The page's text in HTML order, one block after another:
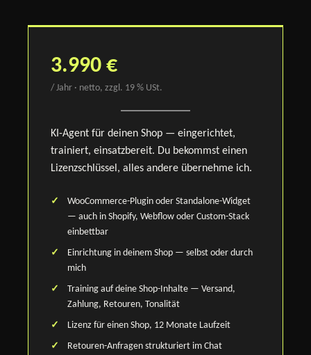
3.990 €
/ Jahr · netto, zzgl. 19 % USt.
KI-Agent für deinen Shop — eingerichtet,
trainiert, einsatzbereit. Du bekommst einen
Lizenzschlüssel, alles andere übernehme ich.
WooCommerce-Plugin oder Standalone-Widget
— auch in Shopify, Webflow oder Custom-Stack
einbettbar
Einrichtung in deinem Shop — selbst oder durch
mich
Training auf deine Shop-Inhalte — Versand,
Zahlung, Retouren, Tonalität
Lizenz für einen Shop, 12 Monate Laufzeit
Retouren-Anfragen strukturiert im Chat